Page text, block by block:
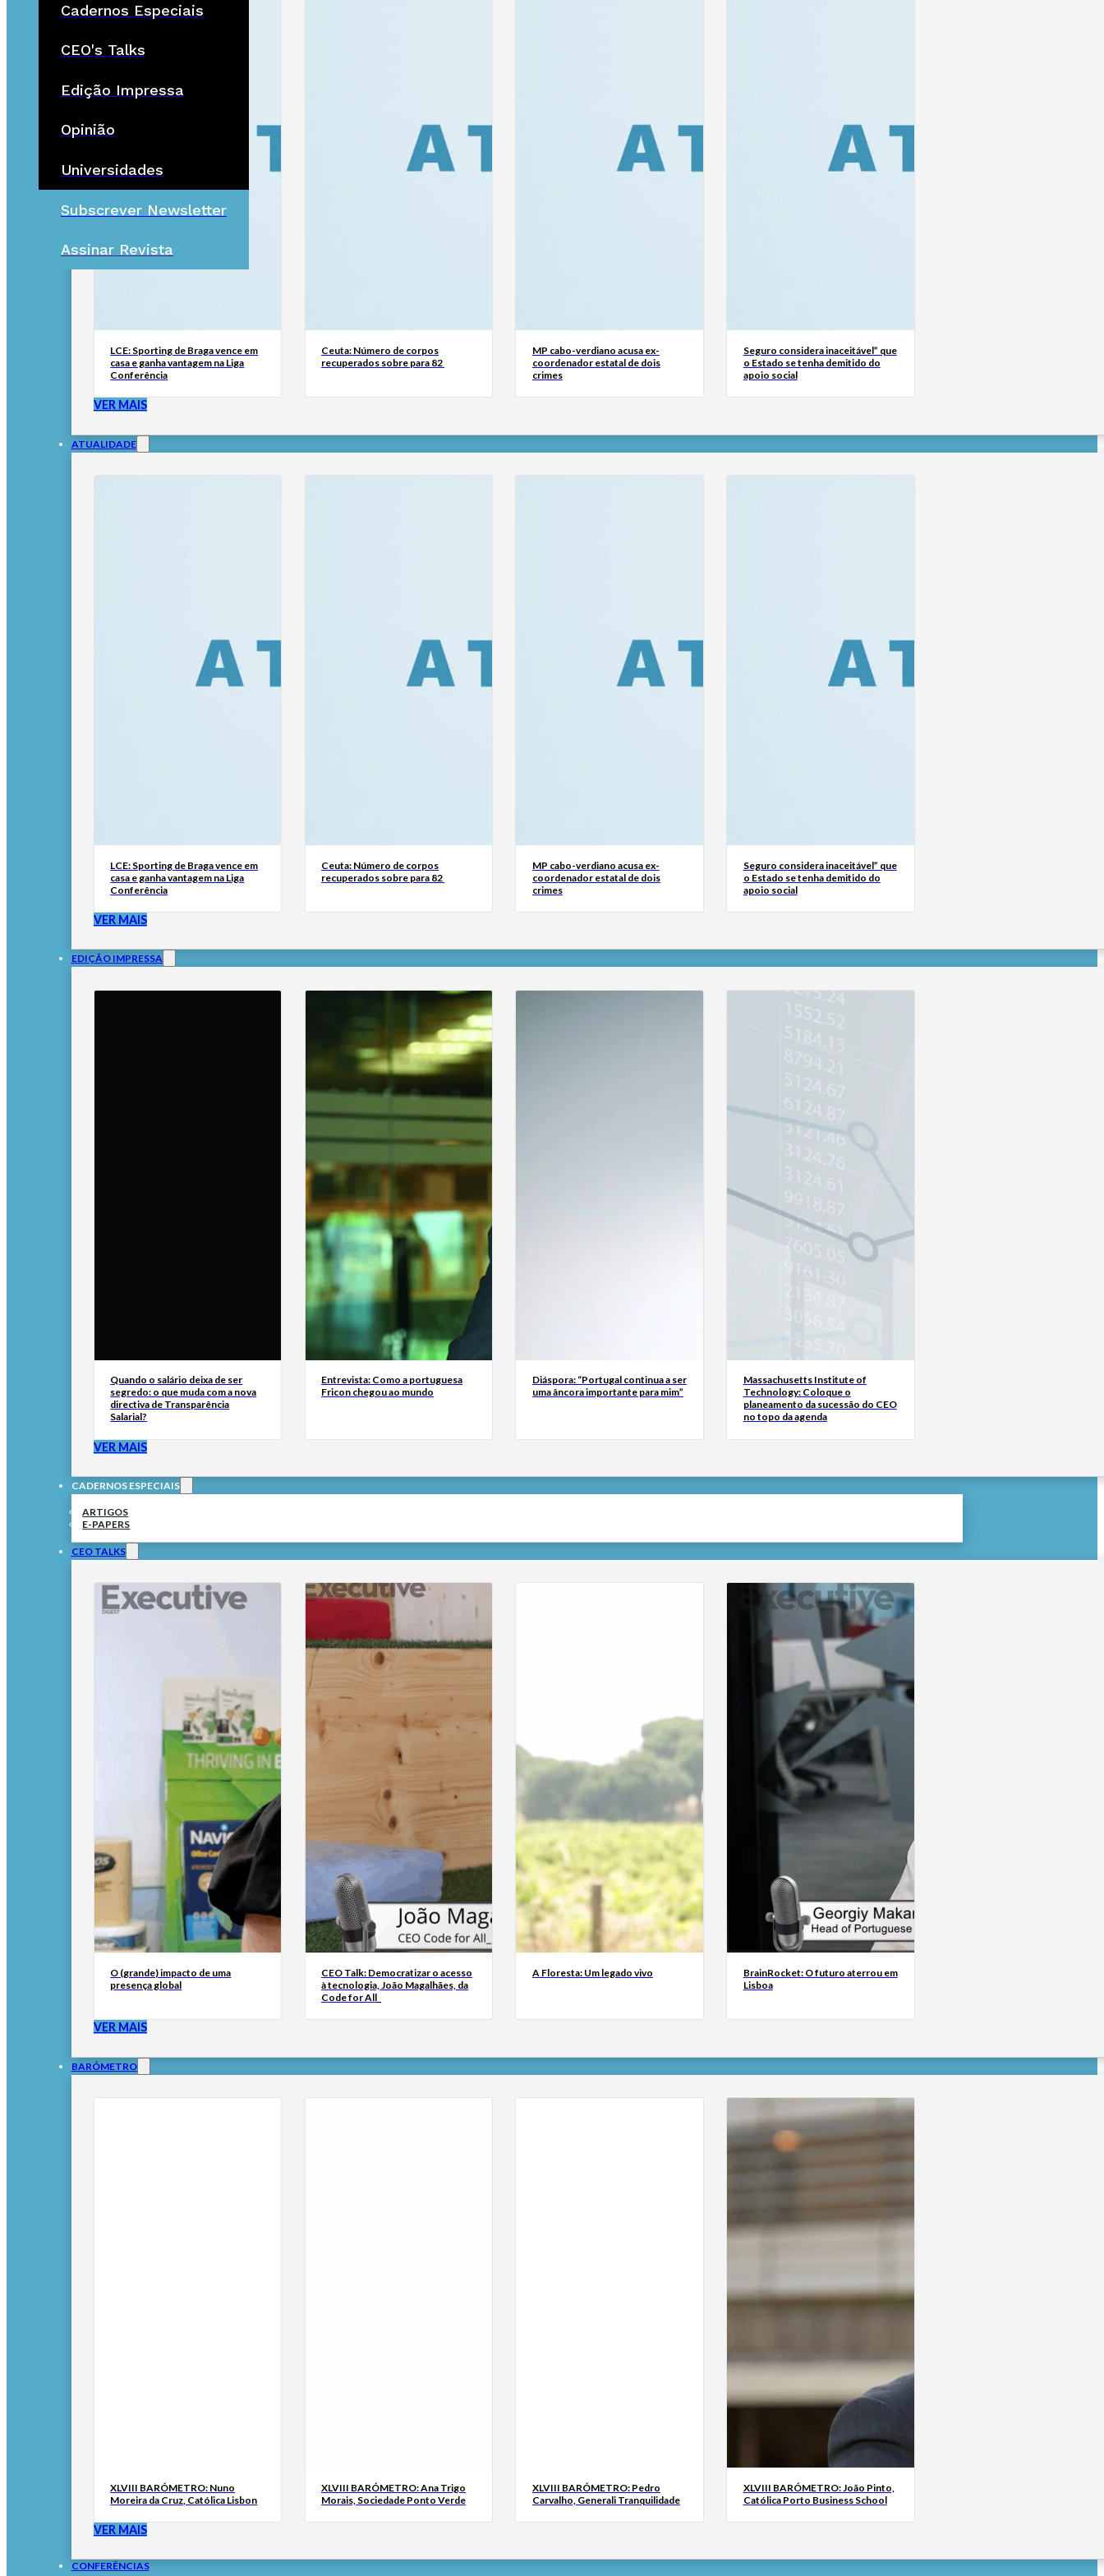
Cadernos Especiais
CEO's Talks
Edição Impressa
Opinião
Universidades
Subscrever Newsletter
Assinar Revista
LCE: Sporting de Braga vence em
casa e ganha vantagem na Liga
Conferência
Ceuta: Número de corpos
recuperados sobre para 82
MP cabo-verdiano acusa ex-
coordenador estatal de dois
crimes
Seguro considera inaceitável” que
o Estado se tenha demitido do
apoio social
VER MAIS
ATUALIDADE
LCE: Sporting de Braga vence em
casa e ganha vantagem na Liga
Conferência
Ceuta: Número de corpos
recuperados sobre para 82
MP cabo-verdiano acusa ex-
coordenador estatal de dois
crimes
Seguro considera inaceitável” que
o Estado se tenha demitido do
apoio social
VER MAIS
EDIÇÃO IMPRESSA
Quando o salário deixa de ser
segredo: o que muda com a nova
directiva de Transparência
Salarial?
Entrevista: Como a portuguesa
Fricon chegou ao mundo
Diáspora: “Portugal continua a ser
uma âncora importante para mim”
Massachusetts Institute of
Technology: Coloque o
planeamento da sucessão do CEO
no topo da agenda
VER MAIS
CADERNOS ESPECIAIS
ARTIGOS
E-PAPERS
CEO TALKS
O (grande) impacto de uma
presença global
CEO Talk: Democratizar o acesso
à tecnologia, João Magalhães, da
Code for All_
A Floresta: Um legado vivo
BrainRocket: O futuro aterrou em
Lisboa
VER MAIS
BARÓMETRO
XLVIII BARÓMETRO: Nuno
Moreira da Cruz, Católica Lisbon
XLVIII BARÓMETRO: Ana Trigo
Morais, Sociedade Ponto Verde
XLVIII BARÓMETRO: Pedro
Carvalho, Generali Tranquilidade
XLVIII BARÓMETRO: João Pinto,
Católica Porto Business School
VER MAIS
CONFERÊNCIAS